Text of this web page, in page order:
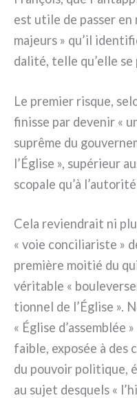
est uti­le de pas­ser en
majeurs » qu’il
da­li­té, tel­le qu’elle
Le pre­mier risque,
finis­se par deve­nir «
suprê­me du
l’Église », supé­rieur
sco­pa­le qu’à
Cela revien­drait ni
« voie con­ci­lia­ri­ste »
pre­miè­re moi­tié du
véri­ta­ble «
tion­nel de l’Église ».
« Église d’assemblée
fai­ble, expo­sée à des
du pou­voir poli­ti­que,
au sujet desquels «